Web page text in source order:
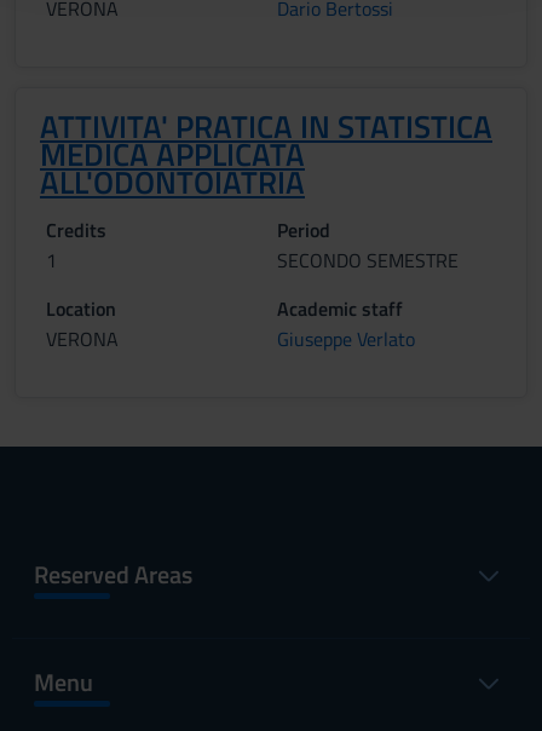
raccolto dal tuo utilizzo dei loro servizi.
VERONA
Dario Bertossi
ATTIVITA' PRATICA IN STATISTICA
MEDICA APPLICATA
ALL'ODONTOIATRIA
Credits
1
Period
SECONDO SEMESTRE
Location
VERONA
Academic staff
Giuseppe Verlato
Reserved Areas
Menu